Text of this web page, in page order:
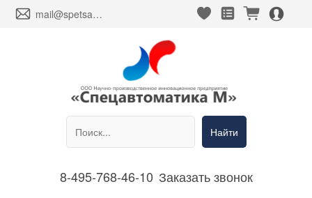
envelope mail@spetsavtomatika-m.ru heart_fill square_favorites_fill cart_fill person_alt_circle_fill
Найти
8-495-768-46-10 Заказать звонок